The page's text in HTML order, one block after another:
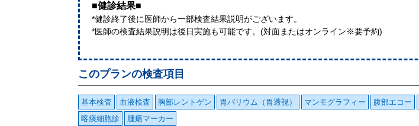
■健診結果■
*健診終了後に医師から一部検査結果説明がございます。
*医師の検査結果説明は後日実施も可能です。(対面またはオンライン※要予約)
このプランの検査項目
基本検査 血液検査 胸部レントゲン 胃バリウム（胃透視） マンモグラフィー 腹部エコー
喀痰細胞診
腫瘍マーカー